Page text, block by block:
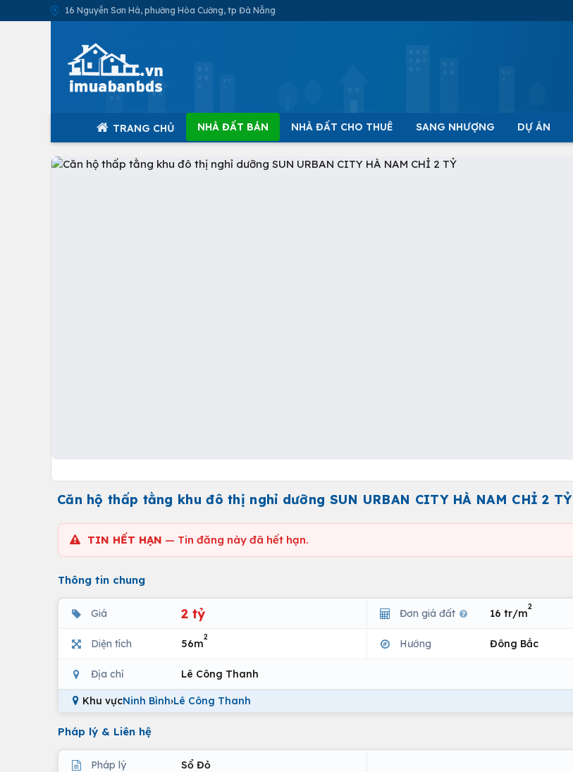
16 Nguyễn Sơn Hà, phường Hòa Cường, tp Đà Nẵng
TRANG CHỦ NHÀ ĐẤT BÁN NHÀ ĐẤT CHO THUÊ SANG NHƯỢNG DỰ ÁN
Căn hộ thấp tằng khu đô thị nghỉ dưỡng SUN URBAN CITY HÀ NAM CHỈ 2 TỶ
TIN HẾT HẠN — Tin đăng này đã hết hạn.
Thông tin chung
Giá 2 tỷ Đơn giá đất 16 tr/m
2
Diện tích 56m
2
Hướng Đông Bắc
Địa chỉ Lê Công Thanh
Khu vựcNinh Bình›Lê Công Thanh
Pháp lý & Liên hệ
Pháp lý Sổ Đỏ